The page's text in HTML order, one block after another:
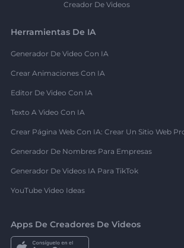
Creador De Videos
Herramientas De IA
Generador De Video Con IA
Crear Animaciones Con IA
Editor De Video Con IA
Texto A Video Con IA
Crear Página Web Con IA: Crear Un Sitio Web
Generador De Nombres Para Empresas
Generador De Videos IA Para TikTok
YouTube Video Ideas
Apps De Creadores De Videos